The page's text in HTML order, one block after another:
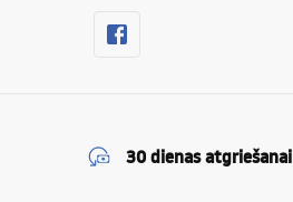
30 dienas atgriešanai